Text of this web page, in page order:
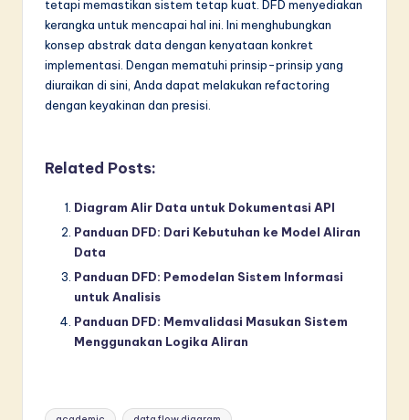
tetapi memastikan sistem tetap kuat. DFD menyediakan
kerangka untuk mencapai hal ini. Ini menghubungkan
konsep abstrak data dengan kenyataan konkret
implementasi. Dengan mematuhi prinsip-prinsip yang
diuraikan di sini, Anda dapat melakukan refactoring
dengan keyakinan dan presisi.
Related Posts:
Diagram Alir Data untuk Dokumentasi API
Panduan DFD: Dari Kebutuhan ke Model Aliran
Data
Panduan DFD: Pemodelan Sistem Informasi
untuk Analisis
Panduan DFD: Memvalidasi Masukan Sistem
Menggunakan Logika Aliran
Tags: